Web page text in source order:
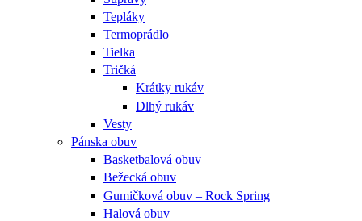
Tepláky
Termoprádlo
Tielka
Tričká
Krátky rukáv
Dlhý rukáv
Vesty
Pánska obuv
Basketbalová obuv
Bežecká obuv
Gumičková obuv – Rock Spring
Halová obuv